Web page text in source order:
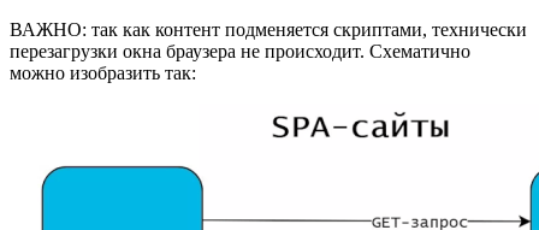
ВАЖНО: так как контент подменяется скриптами, технически
перезагрузки окна браузера не происходит. Схематично
можно изобразить так: